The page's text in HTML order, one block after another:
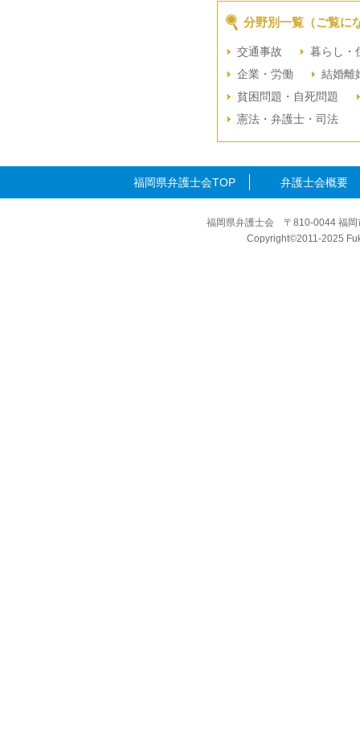
分野別一覧（ご覧に
交通事故
暮らし・
企業・労働
結婚離
貧困問題・自死問題
憲法・弁護士・司法
福岡県弁護士会TOP 弁護士会概要
福岡県弁護士会 〒810-0044 福
Copyright©2011-2025